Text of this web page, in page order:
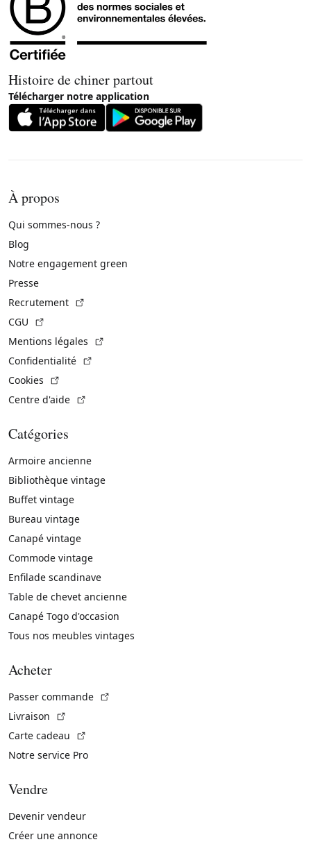
Histoire de chiner partout
Télécharger notre application
À propos
Qui sommes-nous ?
Blog
Notre engagement green
Presse
Recrutement
CGU
Mentions légales
Confidentialité
Cookies
Centre d'aide
Catégories
Armoire ancienne
Bibliothèque vintage
Buffet vintage
Bureau vintage
Canapé vintage
Commode vintage
Enfilade scandinave
Table de chevet ancienne
Canapé Togo d'occasion
Tous nos meubles vintages
Acheter
Passer commande
Livraison
Carte cadeau
Notre service Pro
Vendre
Devenir vendeur
Créer une annonce